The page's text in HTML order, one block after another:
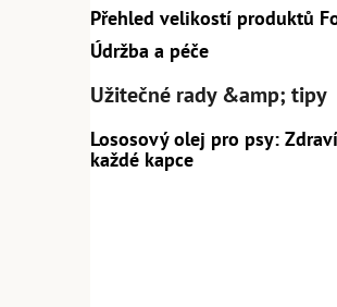
Přehled velikostí produktů
Údržba a péče
Užitečné rady &amp; tipy
Lososový olej pro psy:
každé kapce